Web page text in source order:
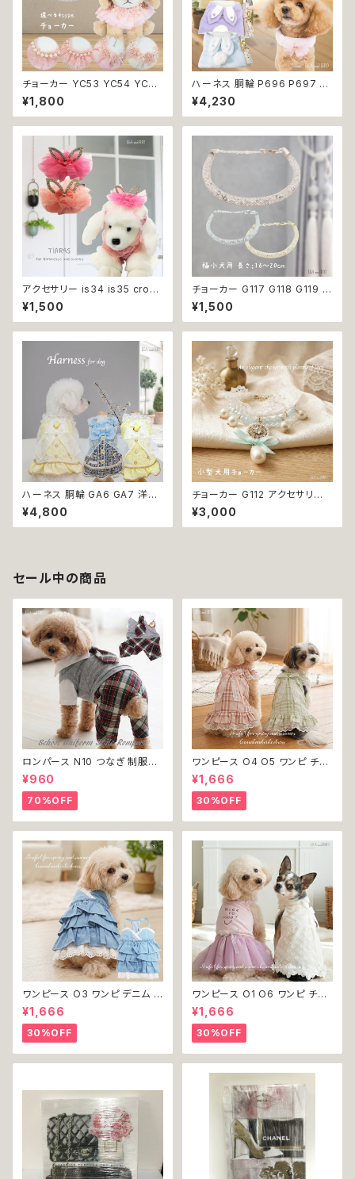
チョーカー YC53 YC54 YC55
YC56 アクセサリー ネック フォ
ーマル パーティー イベント お
めかし 女の子 犬 犬服 小型 猫
ア おしゃれ かわいい 返品交換
不可
¥1,800
ハーネス 胴輪 P696 P697 P
698 P699 洋服のようなハー
ネス うさぎ ラビット rabbit 暖
か 秋冬 お揃い 引っ張り防止 散
ペット 服 犬服 猫服 かわいい お
しゃれ 小型犬 返品交換不可
¥4,230
アクセサリー is34 is35 crow
n ライトピンク ピンク 犬 王冠
ティアラ イベント パーティー 誕
生日 犬 猫 ペット 返品交換不可
¥1,500
チョーカー G117 G118 G119 首
輪 アクセサリー クリア キラキラ
犬 猫 ペット 極小型犬用 おしゃ
れ かわいい シンプル ピンク ゴ
¥1,500
ハーネス 胴輪 GA6 GA7 洋服
のようなハーネス ワンピース風
引っ張り防止 散歩 お出掛け ド
ッグウエア 犬 猫 ペット 服 犬服
¥4,800
チョーカー G112 アクセサリー
レース パール 犬 猫 ペット 小型
犬用 おしゃれ キラキラ かわい
い リボン ブルー ホワイト 返品
¥3,000
セール中の商品
ロンパース N10 つなぎ 制服風
チェック柄 グレー 灰色 コスチュ
ーム コスプレ ドッグウェア dog
犬 猫 ペット 服 犬服 洋服 オシ
ャレ かわいい 小型犬 返品交換
不可
¥960
70%OFF
ワンピース O4 O5 ワンピ チェ
ック プリーツ レース 女の子 犬
犬服 小型 猫 服 洋服 ペット do
g ドッグウェア おしゃれ かわい
い 返品交換不可
¥1,666
30%OFF
ワンピース O3 ワンピ デニム プ
リーツ レース 女の子 犬 犬服
小型 猫 服 洋服 ペット dog ド
ッグウェア おしゃれ かわいい 返
品交換不可
¥1,666
30%OFF
ワンピース O1 O6 ワンピ チュ
ール レース 花 フラワー 女の子
犬 犬服 小型 猫 服 洋服 ペット
dog ドッグウェア おしゃれ かわ
いい 返品交換不可
¥1,666
30%OFF